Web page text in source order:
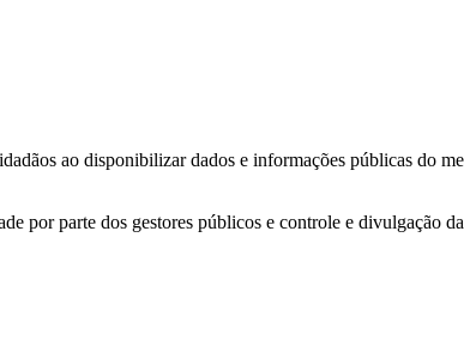
ao disponibilizar dados e informações públicas do
por parte dos gestores públicos e controle e divulgação